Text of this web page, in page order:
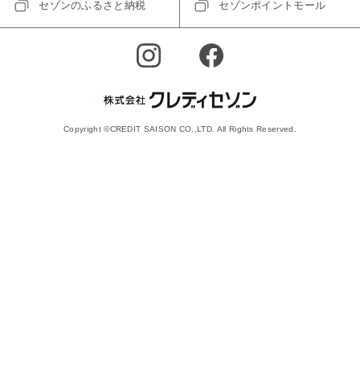
セゾンのふるさと納税 セゾンポイントモール
Copyright ©CREDIT SAISON CO.,LTD. All Rights Reserved.